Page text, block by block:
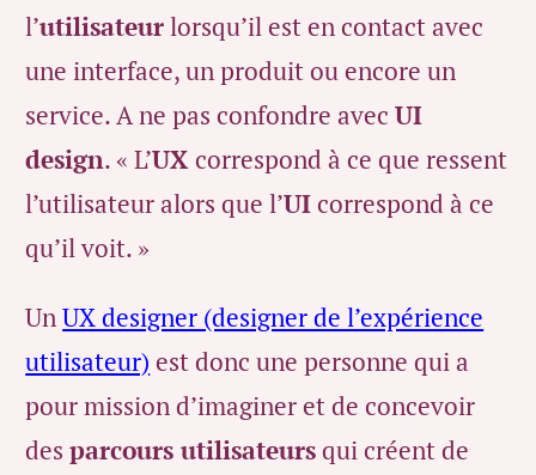
l’utilisateurlorsqu’il est en contact avec
une interface, un produit ou encore un
service. A ne pas confondre avecUI
design. « L’UXcorrespond à ce que ressent
l’utilisateur alors que l’UIcorrespond à ce
qu’il voit. »
UnUX designer (designer de l’expérience
utilisateur) est donc une personne qui a
pour mission d’imaginer et de concevoir
desparcours utilisateursqui créent de